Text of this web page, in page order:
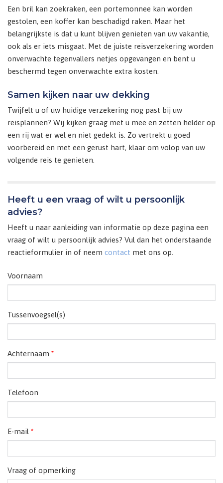
Een bril kan zoekraken, een portemonnee kan worden
gestolen, een koffer kan beschadigd raken. Maar het
belangrijkste is dat u kunt blijven genieten van uw vakantie,
ook als er iets misgaat. Met de juiste reisverzekering worden
onverwachte tegenvallers netjes opgevangen en bent u
beschermd tegen onverwachte extra kosten.
Samen kijken naar uw dekking
Twijfelt u of uw huidige verzekering nog past bij uw
reisplannen? Wij kijken graag met u mee en zetten helder op
een rij wat er wel en niet gedekt is. Zo vertrekt u goed
voorbereid en met een gerust hart, klaar om volop van uw
volgende reis te genieten.
Heeft u een vraag of wilt u persoonlijk
advies?
Heeft u naar aanleiding van informatie op deze pagina een
vraag of wilt u persoonlijk advies? Vul dan het onderstaande
reactieformulier in of neem contact met ons op.
Voornaam
Tussenvoegsel(s)
Achternaam *
Telefoon
E-mail *
Vraag of opmerking